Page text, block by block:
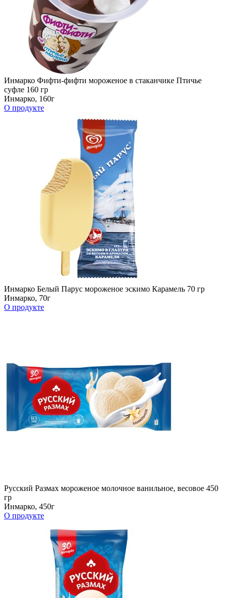
Инмарко Фифти-фифти мороженое в стаканчике Птичье
суфле 160 гр
Инмарко, 160г
О продукте
Инмарко Белый Парус мороженое эскимо Карамель 70 гр
Инмарко, 70г
О продукте
Русский Размах мороженое молочное ванильное, весовое 450
гр
Инмарко, 450г
О продукте